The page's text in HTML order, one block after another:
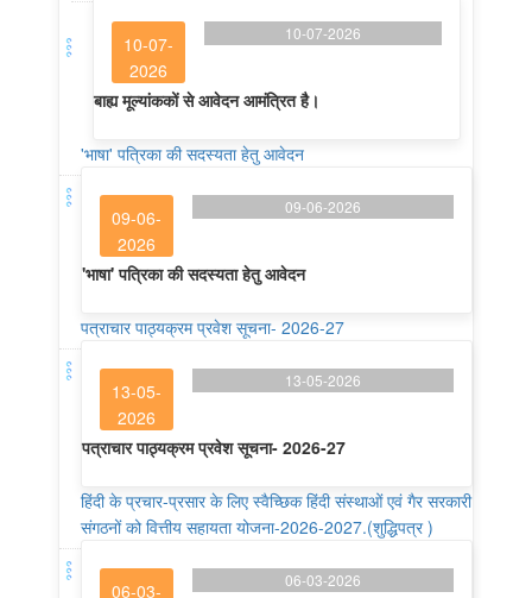
10-07-
2026
10-07-2026
बाह्य मूल्यांककों से आवेदन आमंत्रित है।
'भाषा' पत्रिका की सदस्यता हेतु आवेदन
09-06-
2026
09-06-2026
'भाषा' पत्रिका की सदस्यता हेतु आवेदन
पत्राचार पाठ्यक्रम प्रवेश सूचना- 2026-27
13-05-
2026
13-05-2026
पत्राचार पाठ्यक्रम प्रवेश सूचना- 2026-27
हिंदी के प्रचार-प्रसार के लिए स्वैच्छिक हिंदी संस्थाओं एवं गैर सरकारी
संगठनों को वित्तीय सहायता योजना-2026-2027.(शुद्धिपत्र )
06-03-
06-03-2026